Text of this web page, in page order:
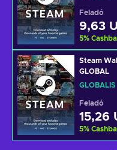
Feladó
9,63
5%
Steam
GLOBAL
GLOBÁLIS
Feladó
15,26
5%